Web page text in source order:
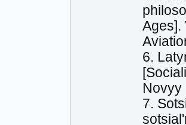
Ages].
6.
Novyy
7.